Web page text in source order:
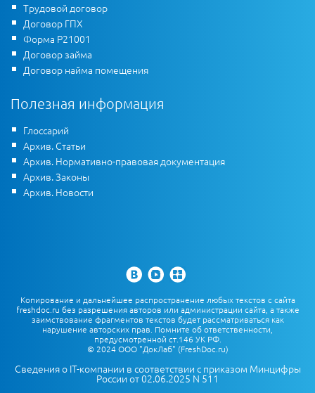
Трудовой договор
Договор ГПХ
Форма Р21001
Договор займа
Договор найма помещения
Полезная информация
Глоссарий
Архив. Статьи
Архив. Нормативно-правовая документация
Архив. Законы
Архив. Новости
Копирование и дальнейшее распространение любых текстов с сайта
freshdoc.ru без разрешения авторов или администрации сайта, а также
заимствование фрагментов текстов будет рассматриваться как
нарушение авторских прав. Помните об ответственности,
предусмотренной ст.146 УК РФ.
© 2024 ООО "ДокЛаб" (FreshDoc.ru)
Сведения о IT-компании в соответствии с приказом Минцифры
России от 02.06.2025 N 511